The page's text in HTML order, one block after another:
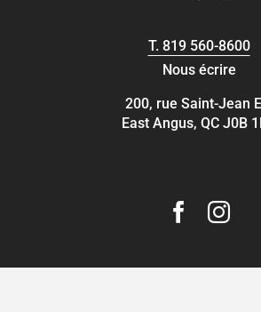
T. 819 560-8600
Nous écrire
200, rue Saint-Jean
East Angus, QC J0B